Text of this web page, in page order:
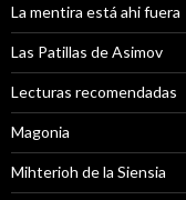
La mentira está ahi fuera
Las Patillas de Asimov
Lecturas recomendadas
Magonia
Mihterioh de la Siensia